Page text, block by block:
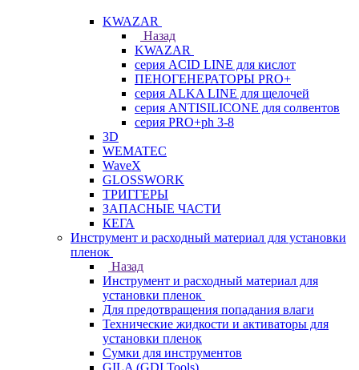
KWAZAR
Назад
KWAZAR
серия ACID LINE для кислот
ПЕНОГЕНЕРАТОРЫ PRO+
серия ALKA LINE для щелочей
серия ANTISILICONE для солвентов
серия PRO+ph 3-8
3D
WEMATEC
WaveX
GLOSSWORK
ТРИГГЕРЫ
ЗАПАСНЫЕ ЧАСТИ
КЕГА
Инструмент и расходный материал для установки
пленок
Назад
Инструмент и расходный материал для
установки пленок
Для предотвращения попадания влаги
Технические жидкости и активаторы для
установки пленок
Сумки для инструментов
GILA (GDI Tools)